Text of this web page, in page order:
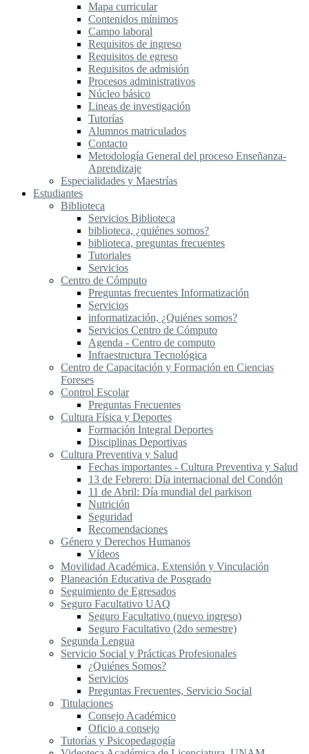
Mapa curricular
Contenidos mínimos
Campo laboral
Requisitos de ingreso
Requisitos de egreso
Requisitos de admisión
Procesos administrativos
Núcleo básico
Lineas de investigación
Tutorías
Alumnos matriculados
Contacto
Metodología General del proceso Enseñanza-
Aprendizaje
Especialidades y Maestrías
Estudiantes
Biblioteca
Servicios Biblioteca
biblioteca, ¿quiénes somos?
biblioteca, preguntas frecuentes
Tutoriales
Servicios
Centro de Cómputo
Preguntas frecuentes Informatización
Servicios
informatización, ¿Quiénes somos?
Servicios Centro de Cómputo
Agenda - Centro de computo
Infraestructura Tecnológica
Centro de Capacitación y Formación en Ciencias
Foreses
Control Escolar
Preguntas Frecuentes
Cultura Física y Deportes
Formación Integral Deportes
Disciplinas Deportivas
Cultura Preventiva y Salud
Fechas importantes - Cultura Preventiva y Salud
13 de Febrero: Día internacional del Condón
11 de Abril: Día mundial del parkison
Nutrición
Seguridad
Recomendaciones
Género y Derechos Humanos
Vídeos
Movilidad Académica, Extensión y Vinculación
Planeación Educativa de Posgrado
Seguimiento de Egresados
Seguro Facultativo UAQ
Seguro Facultativo (nuevo ingreso)
Seguro Facultativo (2do semestre)
Segunda Lengua
S​ervicio Social y Prácticas Profesionales
¿Quiénes Somos?
Servicios
Preguntas Frecuentes, Servicio Social
Titulaciones
Consejo Académico
Oficio a consejo
Tutorías y Psicopedagogía